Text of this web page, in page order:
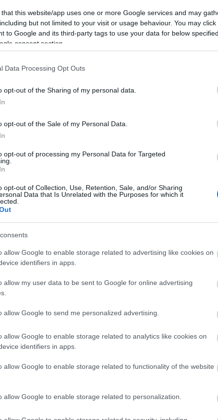
that this website/app uses one or more Google services and may
but not limited to your visit or usage behaviour. You may
to Google and its third-party tags to use your data for below
consent section.
Data Processing Opt Outs
opt-out of the Sharing of my personal data.
opt-out of the Sale of my Personal Data.
opt-out of processing my Personal Data for Targeted
opt-out of Collection, Use, Retention, Sale, and/or Sharing
Data that Is Unrelated with the Purposes for which it
allow Google to enable storage related to advertising like cookies on
identifiers in apps.
allow my user data to be sent to Google for online advertising
allow Google to send me personalized advertising.
allow Google to enable storage related to analytics like cookies on
identifiers in apps.
allow Google to enable storage related to functionality of the website
allow Google to enable storage related to personalization.
fejlődő chatbotok, amelyek egyre
szektorban is. A WHC Csoport
kommunikálnak egy jól felépített,
mint 300 vállalati partner, országszerte 12 iroda.
felgyorsítják a folyamatokat, és amelyeknek
elégedettsége. Néhány szóban így lehet
foglalkozó WHC Csoportot. A részletekbe
Sebestyén informatikai vezető avatja be a
megoldások, amelyek a HR szolgáltatásokat
amelyek a HR-folyamatokhoz is igazodnak, több
eszközeink, és vannak olyanok is, amelyek a
alkalmazott chatbot segít a munkavállalóknak
A Chat Norris fantázianevű rendszert integráltuk
illetve összekapcsoltuk egyedi fejlesztésű,
kapcsolódó technológiai megoldásaink
ki. A projekt megvalósítását alapos előkészítő
jártunk. A jogszabályi környezet tanulmányozásán
eszközöket, és ki kellett alakítanunk új munkaügyi
nem csak egy önmagában álló applikációt jelent,
amely számos automatizmust is tartalmaz.
gyakorlatilag valós időben bekerülnek
kell tehát bevinni az adatokat, ezáltal sok
eredményeként a munkaügyi folyamataink
pedig mintegy 60 százalékkal csökkentettük.
egy komplex, a kölcsönzött állományt menedzselő,
munkavállalóknak a mindennapi életükben, illetve a